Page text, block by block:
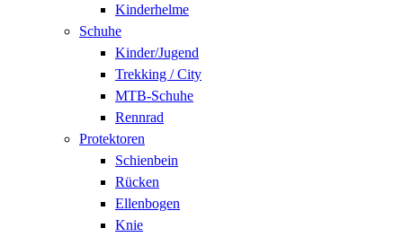
Kinderhelme
Schuhe
Kinder/Jugend
Trekking / City
MTB-Schuhe
Rennrad
Protektoren
Schienbein
Rücken
Ellenbogen
Knie